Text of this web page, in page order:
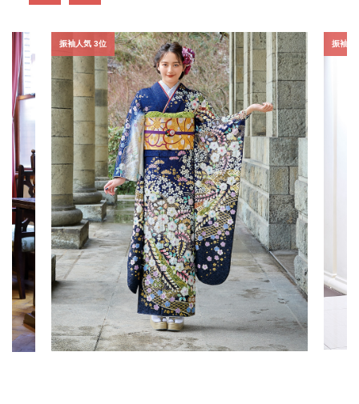
振袖人気 3位 振袖人